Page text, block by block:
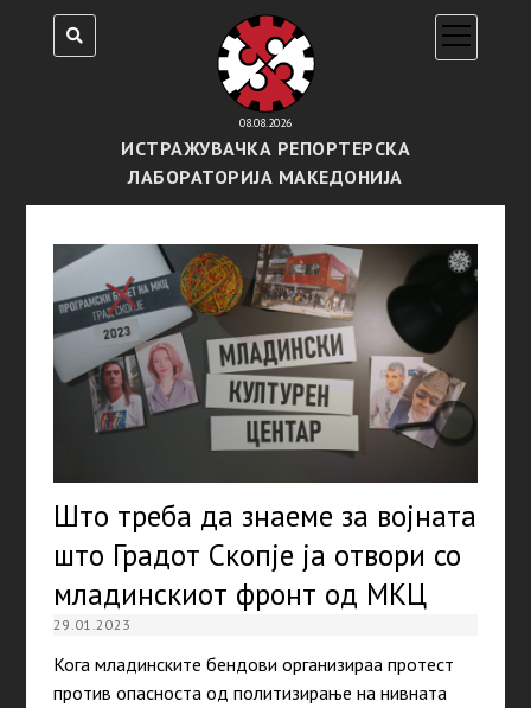
08.08.2026
ИСТРАЖУВАЧКА РЕПОРТЕРСКА
ЛАБОРАТОРИЈА МАКЕДОНИЈА
open
menu
Што треба да знаеме за војната
што Градот Скопје ја отвори со
младинскиот фронт од МКЦ
29.01.2023
Кога младинските бендови организираа протест
против опасноста од политизирање на нивната